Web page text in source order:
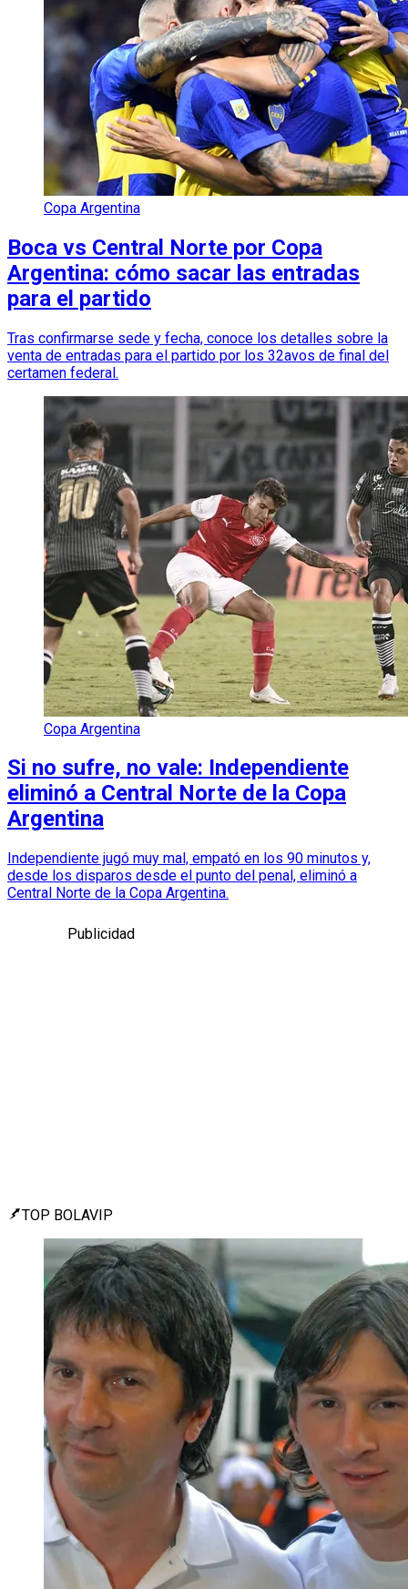
Copa Argentina
Boca vs Central Norte por Copa
Argentina: cómo sacar las entradas
para el partido
Tras confirmarse sede y fecha, conoce los detalles sobre la
venta de entradas para el partido por los 32avos de final del
certamen federal.
Copa Argentina
Si no sufre, no vale: Independiente
eliminó a Central Norte de la Copa
Argentina
Independiente jugó muy mal, empató en los 90 minutos y,
desde los disparos desde el punto del penal, eliminó a
Central Norte de la Copa Argentina.
Publicidad
TOP BOLAVIP